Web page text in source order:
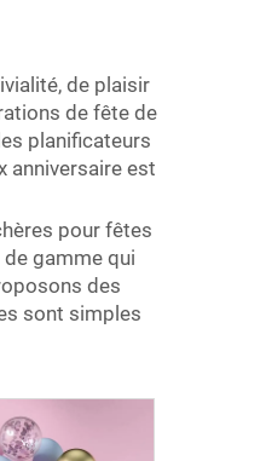
de plaisir
de fête de
planificateurs
anniversaire est
pour fêtes
gamme qui
des
sont simples